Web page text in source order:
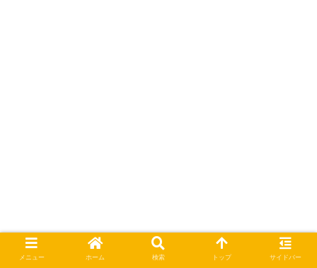
toramane@@
メニュー ホーム 検索 トップ サイドバー